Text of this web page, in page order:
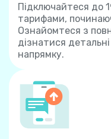
Підключайтеся до
тарифами,
Ознайомтеся з
дізнатися
напрямку.